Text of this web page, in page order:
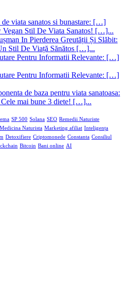
viata sanatos si bunastare: […]
Vegan Stil De Viata Sanatos! […]...
In Pierderea Greutății Și Slăbit:
Stil De Viață Sănătos […]...
Pentru Informatii Relevante: […]
Pentru Informatii Relevante: […]
de baza pentru viata sanatoasa:
mai bune 3 diete! […]...
SP 500 Solana SEO Remedii Naturiste
Medicina Naturista Marketing afiliat Inteligența
Detoxifiere Criptomonede Constanta Consiliul
Bitcoin Bani online AI